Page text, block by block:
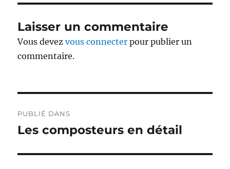
Laisser un commentaire
Vous devezvous connecter pour publier un
commentaire.
de
PUBLIÉ DANS
Les composteurs en détail